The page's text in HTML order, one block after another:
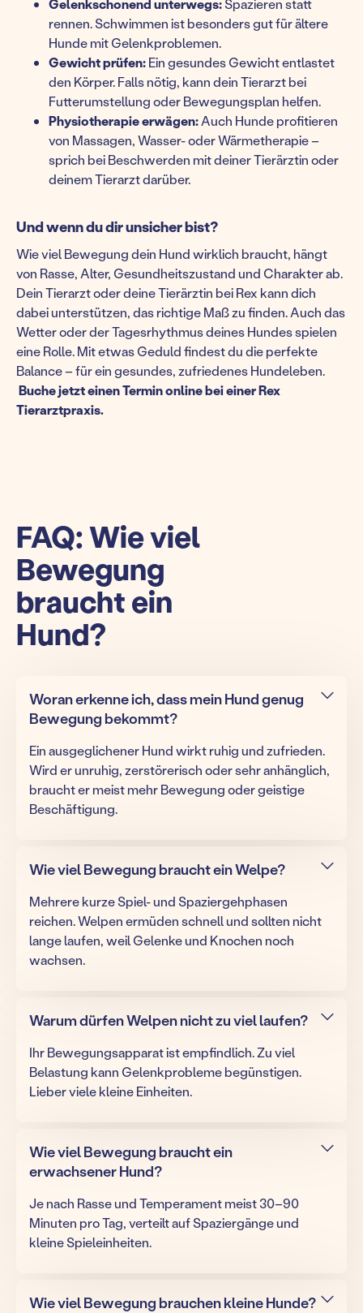
Gelenkschonend unterwegs:Spazieren statt
rennen. Schwimmen ist besonders gut für ältere
Hunde mit Gelenkproblemen.
Gewicht prüfen:Ein gesundes Gewicht entlastet
den Körper. Falls nötig, kann dein Tierarzt bei
Futterumstellung oder Bewegungsplan helfen.
Physiotherapie erwägen:Auch Hunde profitieren
von Massagen, Wasser- oder Wärmetherapie –
sprich bei Beschwerden mit deiner Tierärztin oder
deinem Tierarzt darüber.
Und wenn du dir unsicher bist?
Wie viel Bewegung dein Hund wirklich braucht, hängt
von Rasse, Alter, Gesundheitszustand und Charakter ab.
Dein Tierarzt oder deine Tierärztin bei Rex kann dich
dabei unterstützen, das richtige Maß zu finden. Auch das
Wetter oder der Tagesrhythmus deines Hundes spielen
eine Rolle. Mit etwas Geduld findest du die perfekte
Balance – für ein gesundes, zufriedenes Hundeleben.
Buche jetzt einen Termin online bei einer Rex
Tierarztpraxis.
FAQ: Wie viel
Bewegung
braucht ein
Hund?
Woran erkenne ich, dass mein Hund genug
Bewegung bekommt?
Ein ausgeglichener Hund wirkt ruhig und zufrieden.
Wird er unruhig, zerstörerisch oder sehr anhänglich,
braucht er meist mehr Bewegung oder geistige
Beschäftigung.
Wie viel Bewegung braucht ein Welpe?
Mehrere kurze Spiel- und Spaziergehphasen
reichen. Welpen ermüden schnell und sollten nicht
lange laufen, weil Gelenke und Knochen noch
wachsen.
Warum dürfen Welpen nicht zu viel laufen?
Ihr Bewegungsapparat ist empfindlich. Zu viel
Belastung kann Gelenkprobleme begünstigen.
Lieber viele kleine Einheiten.
Wie viel Bewegung braucht ein
erwachsener Hund?
Je nach Rasse und Temperament meist 30–90
Minuten pro Tag, verteilt auf Spaziergänge und
kleine Spieleinheiten.
Wie viel Bewegung brauchen kleine Hunde?